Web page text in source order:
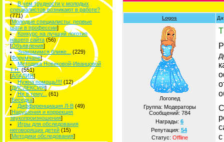
В чем трудности у молодых
специалистов возникают в работе?
(771)
[Молодые специалисты: первые
шаги в профессии]
Конкурс на лучший логотип
нашего сайта (56)
[Объявления]
Знакомимся ближе...
(229)
[Форумчане]
Методика Новиковой-Иванцовой
Т.Н. (551)
[АЛАЛИЯ]
Нужна помощь!!!! (12)
[ДИСЛЕКСИЯ]
Не в тему...
(61)
[Беседка]
Дифференциация Л-В (49)
[Нарушения и коррекция
звукопроизношения]
Игры для обследования
неговорящих детей (15)
[Методики обследования]
Logos
Логопед
Группа: Модераторы
Сообщений: 784
Награды: 6
Репутация: 54
Статус: Offline